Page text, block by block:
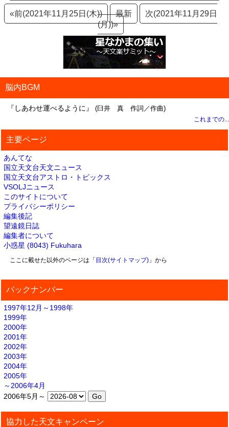
«前(2021年11月25日(木)) 最新
次(2021年11月29日
(月))»
脳内BGM
『しあわせ運べるように』 (臼井 真 作詞／作曲)
これまでの...
主要ページ
あんてな
国立天文台天文ニュース
国立天文台アストロ・トピックス
VSOLJニュース
このサイトについて
プライバシーポリシー
編集後記
望遠鏡日誌
編集者について
小惑星 (8043) Fukuhara
ここに載せた以外のページは「 目次(サイトマップ)」から
バックナンバー
1997年12月～1998年
1999年
2000年
2001年
2002年
2003年
2004年
2005年
～2006年4月
2006年5月～
協力した天文キャンペーン